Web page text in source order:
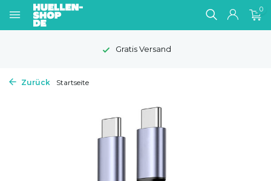
0
Gratis Versand
Zurück Startseite